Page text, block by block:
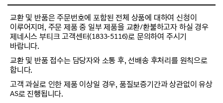
교환 및 반품은 주문번호에 포함된 전체 상품에 대하여 신청이
이루어지며, 주문 제품 중 일부 제품을 교환/환불하고자 하실 경우
제네시스 부티크 고객센터(1833-5116)로 문의하여 주시기
바랍니다.
교환 및 반품 접수는 담당자와 소통 후, 선배송 후처리를 원칙으로
합니다.
고객 과실로 인한 제품 이상일 경우, 품질보증기간과 상관없이 유상
AS로 진행됩니다.